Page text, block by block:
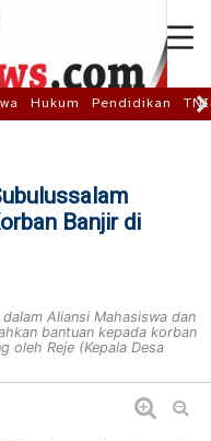
Hukum Pendidikan
Banjir di
Aliansi Mahasiswa dan
bantuan kepada korban
oleh Reje (Kepala Desa